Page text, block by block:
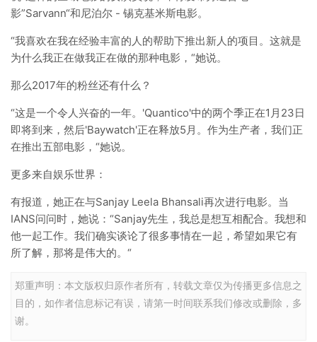
影”Sarvann“和尼泊尔 - 锡克基米斯电影。
“我喜欢在我在经验丰富的人的帮助下推出新人的项目。这就是
为什么我正在做我正在做的那种电影，“她说。
那么2017年的粉丝还有什么？
“这是一个令人兴奋的一年。'Quantico'中的两个季正在1月23日
即将到来，然后'Baywatch'正在释放5月。作为生产者，我们正
在推出五部电影，“她说。
更多来自娱乐世界：
有报道，她正在与Sanjay Leela Bhansali再次进行电影。当
IANS问问时，她说：“Sanjay先生，我总是想互相配合。我想和
他一起工作。我们确实谈论了很多事情在一起，希望如果它有
所了解，那将是伟大的。“
郑重声明：本文版权归原作者所有，转载文章仅为传播更多信息之
目的，如作者信息标记有误，请第一时间联系我们修改或删除，多
谢。